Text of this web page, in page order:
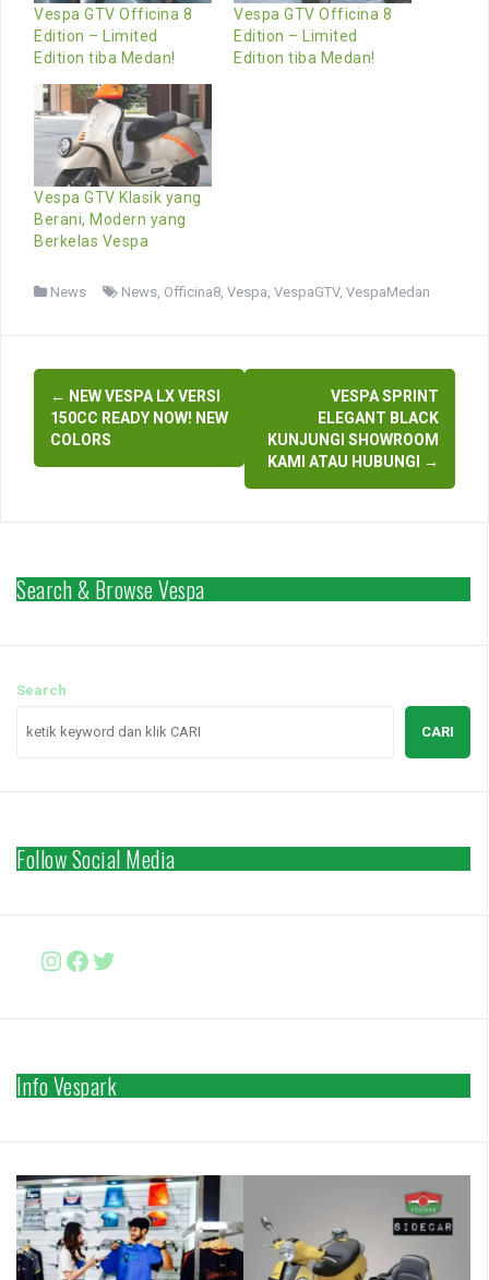
Vespa GTV Officina 8
Edition – Limited
Edition tiba Medan!
Vespa GTV Officina 8
Edition – Limited
Edition tiba Medan!
Vespa GTV Klasik yang
Berani, Modern yang
Berkelas Vespa
News News Officina8 Vespa VespaGTV, VespaMedan
Post
navigation
← NEW VESPA LX VERSI
150CC READY NOW! NEW
COLORS
VESPA SPRINT
ELEGANT BLACK
KUNJUNGI SHOWROOM
KAMI ATAU HUBUNGI →
Search & Browse Vespa
Search
CARI
Follow Social Media
Instagram
Facebook
http://www.twitter.com/
Info Vespark